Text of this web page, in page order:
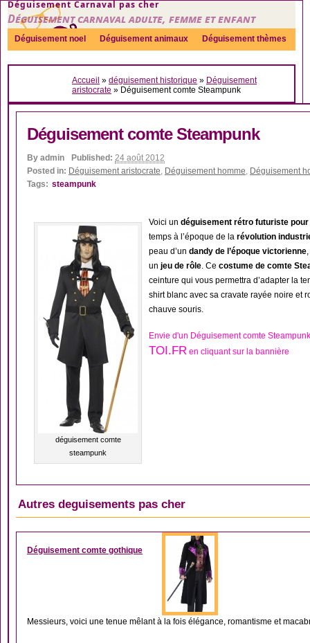
Déguisement Carnaval pas cher
Déguisement carnaval adulte, femme et enfant
Déguisement noel Déguisement animaux Déguisement thèmes
Sexy Déguisement couple Déguisements par genre Idées
Accueil » déguisement historique » Déguisement
aristocrate » Déguisement comte Steampunk
Déguisement comte Steampunk
By admin Published: 24 août 2012
Posted in: Déguisement aristocrate, Déguisement homme, Déguisement
Tags: steampunk
déguisement comte
steampunk
Voici un déguisement rétro futuriste
temps à l’époque de la révolution
peau d’un dandy de l’époque victorienne
un jeu de rôle. Ce costume de comte
ceinture qui vous permettra d’adapter la
shirt blanc avec sa cravate rayée noire et
chauve souris.
Envie d'un Déguisement comte
TOI.FR en cliquant sur la bannière
Autres deguisements pas cher
DÉGUISEMENT
Déguisement comte gothique
Messieurs, voici une tenue mêlant à la fois élégance, romantisme et